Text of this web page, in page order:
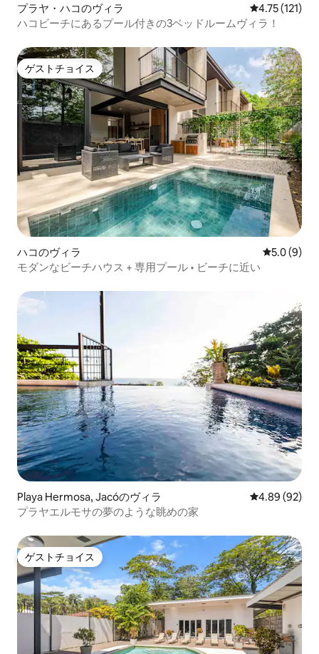
プラヤ・ハコのヴィラ レビュー121
4.75 (121)
ハコビーチにあるプール付きの3ベッドルームヴィラ！
ゲストチョイス
ゲストチョイス
ハコのヴィラ レビュー9
5.0 (9)
モダンなビーチハウス + 専用プール • ビーチに近い
Playa Hermosa, Jacóのヴィラ レビュー92
4.89 (92)
プラヤエルモサの夢のような眺めの家
ゲストチョイス
ゲストチョイス